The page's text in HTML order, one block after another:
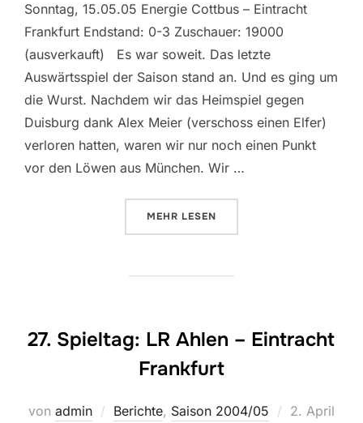
Sonntag, 15.05.05 Energie Cottbus – Eintracht
Frankfurt Endstand: 0-3 Zuschauer: 19000
(ausverkauft) Es war soweit. Das letzte
Auswärtsspiel der Saison stand an. Und es ging um
die Wurst. Nachdem wir das Heimspiel gegen
Duisburg dank Alex Meier (verschoss einen Elfer)
verloren hatten, waren wir nur noch einen Punkt
vor den Löwen aus München. Wir …
MEHR ÜBER „33. SPIELTAG: ENERGIE
LESEN
27. Spieltag: LR Ahlen – Eintracht
Frankfurt
von admin Berichte, Saison 2004/05
2. April